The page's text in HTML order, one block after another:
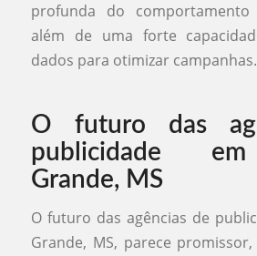
profunda do
além de uma forte
dados para otimizar campanhas.
O futuro das
publicidade
Grande, MS
O futuro das agências de
Grande, MS, parece